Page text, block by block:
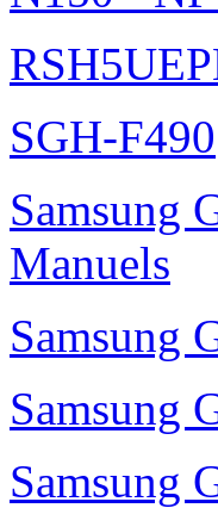
SGH-F490
Samsung
Manuels
Samsung
Samsung
Samsung